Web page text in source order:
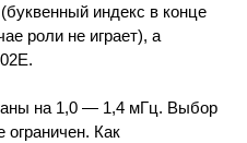
индекс в конце
роли не играет), а
на 1,0 — 1,4 мГц. Выбор
ограничен. Как